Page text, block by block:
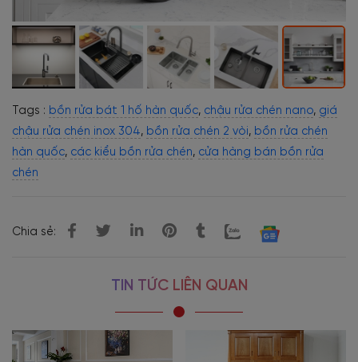
Tags : bồn rửa bát 1 hố hàn quốc, chậu rửa chén nano, giá
chậu rửa chén inox 304, bồn rửa chén 2 vòi, bồn rửa chén
hàn quốc, các kiểu bồn rửa chén, cửa hàng bán bồn rửa
chén
Chia sẻ:
TIN TỨC LIÊN QUAN